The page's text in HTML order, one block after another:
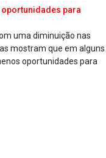
para
uma diminuição nas
mostram que em alguns
oportunidades para